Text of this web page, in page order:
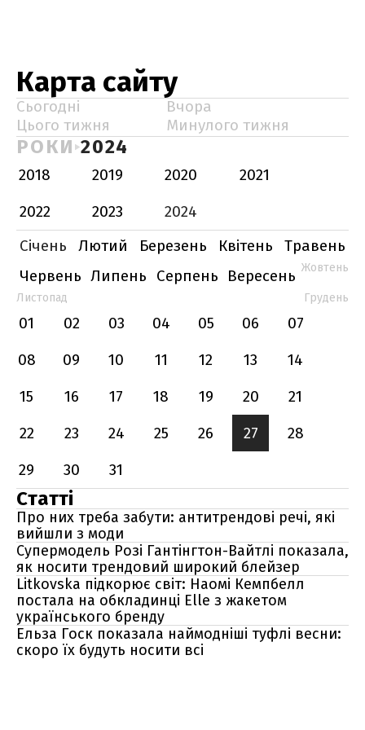
Карта сайту
Сьогодні
Вчора
Цього тижня
Минулого тижня
РОКИ 2024
2018 2019 2020
2021
2022
2023
2024
Січень
Лютий Березень Квітень
Травень
Червень Липень Серпень Вересень Жовтень
Листопад Грудень
01 02 03 04 05 06
07
08
09 10 11 12 13
14
15
16 17 18 19 20
21
22
23 24 25 26 27
28
29
30 31
Статті
Про них треба забути: антитрендові речі, які
вийшли з моди
Супермодель Розі Гантінгтон-Вайтлі показала,
як носити трендовий широкий блейзер
Litkovska підкорює світ: Наомі Кемпбелл
постала на обкладинці Elle з жакетом
українського бренду
Ельза Госк показала наймодніші туфлі весни:
скоро їх будуть носити всі